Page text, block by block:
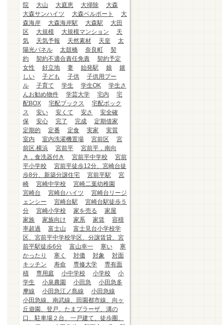
院
大山 大庭恵 大掃除
大森
大森サンハイツ
大森ベルポート
大
森海岸
大森海岸駅 大森駅
大田
区
大規模 大規模マンション
天
気
天気予報 天然素材 天皇
太
陽光パネル
太鼓橋 奈良町
契
約
契約不適合責任免責
契約予定
女性
好立地 妻 始発駅 娘
嬉
しい
子ども 子供
子供用プー
ル
子育て 学生 学生OK
学生さ
んお勧め物件
学芸大学 宅内
宅
配BOX
宅配ブックス
宅配ボック
ス
安い 安くて 安さ
安全確
保
安心 完了 完成
定期借家
定期的
定番 定食 実家
実質
室内
室内洗濯機置場 宮前区
宮
前区.横浜
宮前平
宮前平，南向
き，食洗器付き
宮前平中学校
宮前
平小学校
宮前平徒歩12分、宮崎台徒
歩8分、新築分譲住宅
宮前平駅
宮
崎
宮崎中学校
宮崎二葉幼稚園
宮崎台
宮崎台ハイツ
宮崎台リージ
ェンシー
宮崎台駅
宮崎台駅徒歩５
分
宮崎小学校 家を売る
家屋
家族
家族向け 家系 家賃
容積
率超過
富士山
富士見台小学校学
区、宮前平中学校学区、分譲賃貸、宮
前平駅徒歩6分
富山幸一 寒い
寒
かったり
寒く 対価 対象
対面
キッチン
寿命 専修大学
専有面
積
専用庭 小中学校 小学校
小
学生
小泉農園 小田急
小田急多
摩線
小田急江ノ島線
小田急線
小田急線、南武線、田園都市線、向ヶ
丘遊園、登戸、たまプラーザ、溝の
口、駐車場２台、一戸建て、徒歩圏、